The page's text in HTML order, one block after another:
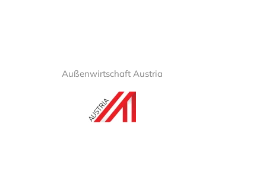
Außenwirtschaft Austria